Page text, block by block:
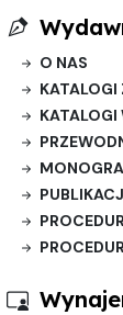
O NAS
KATALOGI
KATALOGI